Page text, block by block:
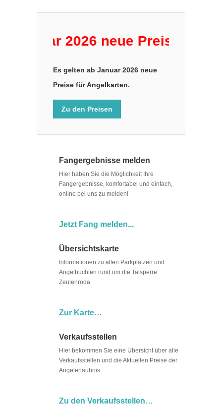
2026 neue Preise für
Es gelten ab Januar 2026 neue
Preise für Angelkarten.
Zu den Preisen
Fangergebnisse melden
Hier haben Sie die Möglichkeit Ihre
Fangergebnisse, komfortabel und einfach,
online bei uns zu melden!
Jetzt Fang melden...
Übersichtskarte
Informationen zu allen Parkplätzen und
Angelbuchten rund um die Talsperre
Zeulenroda
Zur Karte…
Verkaufsstellen
Hier bekommen Sie eine Übersicht über alle
Verkaufsstellen und die Aktuellen Preise der
Angelerlaubnis.
Zu den Verkaufsstellen…